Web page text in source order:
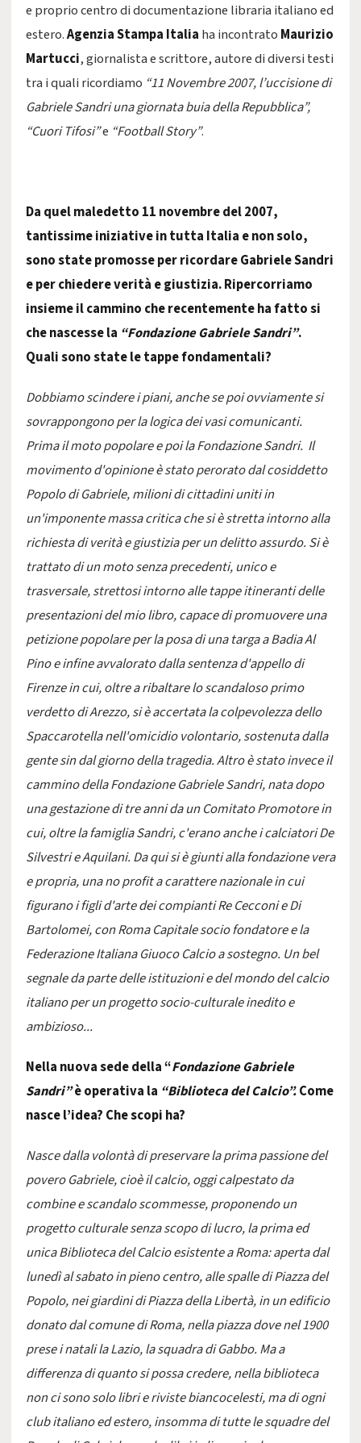
e proprio centro di documentazione libraria italiano ed
estero.Agenzia Stampa Italia ha incontrato Maurizio
Martucci, giornalista e scrittore, autore di diversi testi
tra i quali ricordiamo “11 Novembre 2007, l’uccisione di
Gabriele Sandri una giornata buia della Repubblica”,
“Cuori Tifosi”e “Football Story”.
Da quel maledetto 11 novembre del 2007,
tantissime iniziative in tutta Italia e non solo,
sono state promosse per ricordare Gabriele Sandri
e per chiedere verità e giustizia. Ripercorriamo
insieme il cammino che recentemente ha fatto si
che nascesse la “Fondazione Gabriele Sandri”.
Quali sono state le tappe fondamentali?
Dobbiamo scindere i piani, anche se poi ovviamente si
sovrappongono per la logica dei vasi comunicanti.
Prima il moto popolare e poi la Fondazione Sandri. Il
movimento d'opinione è stato perorato dal cosiddetto
Popolo di Gabriele, milioni di cittadini uniti in
un'imponente massa critica che si è stretta intorno alla
richiesta di verità e giustizia per un delitto assurdo. Si è
trattato di un moto senza precedenti, unico e
trasversale, strettosi intorno alle tappe itineranti delle
presentazioni del mio libro, capace di promuovere una
petizione popolare per la posa di una targa a Badia Al
Pino e infine avvalorato dalla sentenza d'appello di
Firenze in cui, oltre a ribaltare lo scandaloso primo
verdetto di Arezzo, si è accertata la colpevolezza dello
Spaccarotella nell'omicidio volontario, sostenuta dalla
gente sin dal giorno della tragedia. Altro è stato invece il
cammino della Fondazione Gabriele Sandri, nata dopo
una gestazione di tre anni da un Comitato Promotore in
cui, oltre la famiglia Sandri, c'erano anche i calciatori De
Silvestri e Aquilani. Da qui si è giunti alla fondazione vera
e propria, una no profit a carattere nazionale in cui
figurano i figli d'arte dei compianti Re Cecconi e Di
Bartolomei, con Roma Capitale socio fondatore e la
Federazione Italiana Giuoco Calcio a sostegno. Un bel
segnale da parte delle istituzioni e del mondo del calcio
italiano per un progetto socio-culturale inedito e
ambizioso...
Nella nuova sede della “Fondazione Gabriele
Sandri”è operativa la “Biblioteca del Calcio”.Come
nasce l’idea? Che scopi ha?
Nasce dalla volontà di preservare la prima passione del
povero Gabriele, cioè il calcio, oggi calpestato da
combine e scandalo scommesse, proponendo un
progetto culturale senza scopo di lucro, la prima ed
unica Biblioteca del Calcio esistente a Roma: aperta dal
lunedì al sabato in pieno centro, alle spalle di Piazza del
Popolo, nei giardini di Piazza della Libertà, in un edificio
donato dal comune di Roma, nella piazza dove nel 1900
prese i natali la Lazio, la squadra di Gabbo. Ma a
differenza di quanto si possa credere, nella biblioteca
non ci sono solo libri e riviste biancocelesti, ma di ogni
club italiano ed estero, insomma di tutte le squadre del